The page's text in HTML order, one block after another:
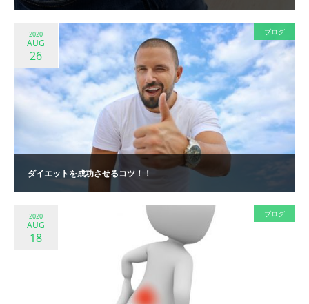
ダイエットを成功させるコツ！！
2020
AUG
26
ブログ
2020
AUG
18
ブログ